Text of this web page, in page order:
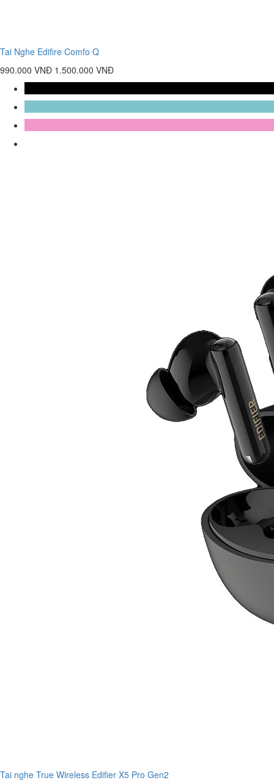
Tai Nghe Edifire Comfo Q
990.000 VNĐ 1.500.000 VNĐ
Tai nghe True Wireless Edifier X5 Pro Gen2